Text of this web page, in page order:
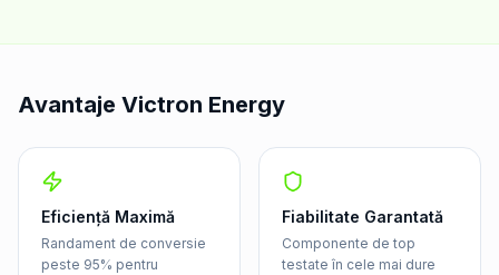
Avantaje Victron Energy
Eficiență Maximă
Randament de conversie
peste 95% pentru
Fiabilitate Garantată
Componente de top
testate în cele mai dure